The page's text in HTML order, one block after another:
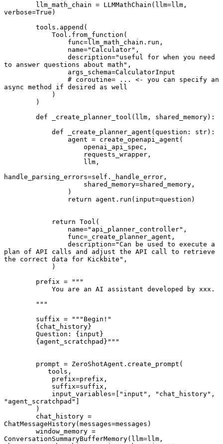
verbose=True)
        tools.append(
            Tool.from_function(
                func=llm_math_chain.run,
                name="Calculator",
to answer questions about math",
                args_schema=CalculatorInput
async method if desired as well
            )
        )
        def _create_planner_tool(llm, shared_memory):
            def _create_planner_agent(question: str):
                agent = create_openapi_agent(
                    openai_api_spec,
                    requests_wrapper,
                    llm,
handle_parsing_errors=self._handle_error,
                    shared_memory=shared_memory,
                )
                return agent.run(input=question)
            return Tool(
                name="api_planner_controller",
                func=_create_planner_agent,
plan of API calls and adjust the API call to retrieve
the correct data for Kickbite",
            )
        prefix = """
            You are an AI assistant developed by xxx.
        """
        suffix = """Begin!"
        {chat_history}
        Question: {input}
        {agent_scratchpad}"""
        prompt = ZeroShotAgent.create_prompt(
           tools,
            prefix=prefix,
            suffix=suffix,
"agent_scratchpad"]
        )
ChatMessageHistory(messages=messages)
ConversationSummaryBufferMemory(llm=llm,